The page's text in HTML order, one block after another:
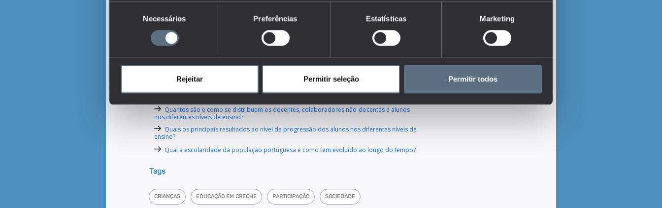
consentimento
Necessários Preferências Estatísticas Marketing
Rejeitar Permitir seleção Permitir todos
relativamente ao total da população residente do grupo etário correspondente às
englobando as redes pública e solidária (entidades não lucrativas) e a rede privada-
lucrativa. As redes pública e solidária compreendem as Instituições Particulares de
Solidariedade Social (IPSS), outras entidades sem fins lucrativos (entidades
Entidades Oficiais que prosseguem fins de ação social, os Serviços Sociais de Empresas
e a Santa Casa da Misericórdia de Lisboa (SCML); a rede privada-lucrativa engloba as
entidades particulares com fins lucrativos.
Este é um dos indicadores do conjunto que responde às questões:
Quantos são e como se distribuem os docentes, colaboradores não-docentes e alunos
nos diferentes níveis de ensino?
Quais os principais resultados ao nível da progressão dos alunos nos diferentes níveis de
ensino?
Qual a escolaridade da população portuguesa e como tem evoluído ao longo do tempo?
Tags
CRIANÇAS EDUCAÇÃO EM CRECHE PARTICIPAÇÃO SOCIEDADE